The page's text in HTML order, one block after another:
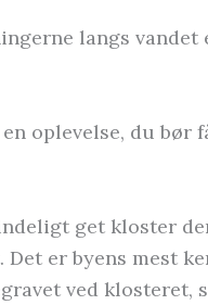
langs vandet
oplevelse, du bør
get kloster
Det er byens mest
ved klosteret,